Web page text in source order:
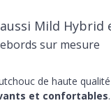
Mild Hybrid
sur mesure
de haute
et confortables.